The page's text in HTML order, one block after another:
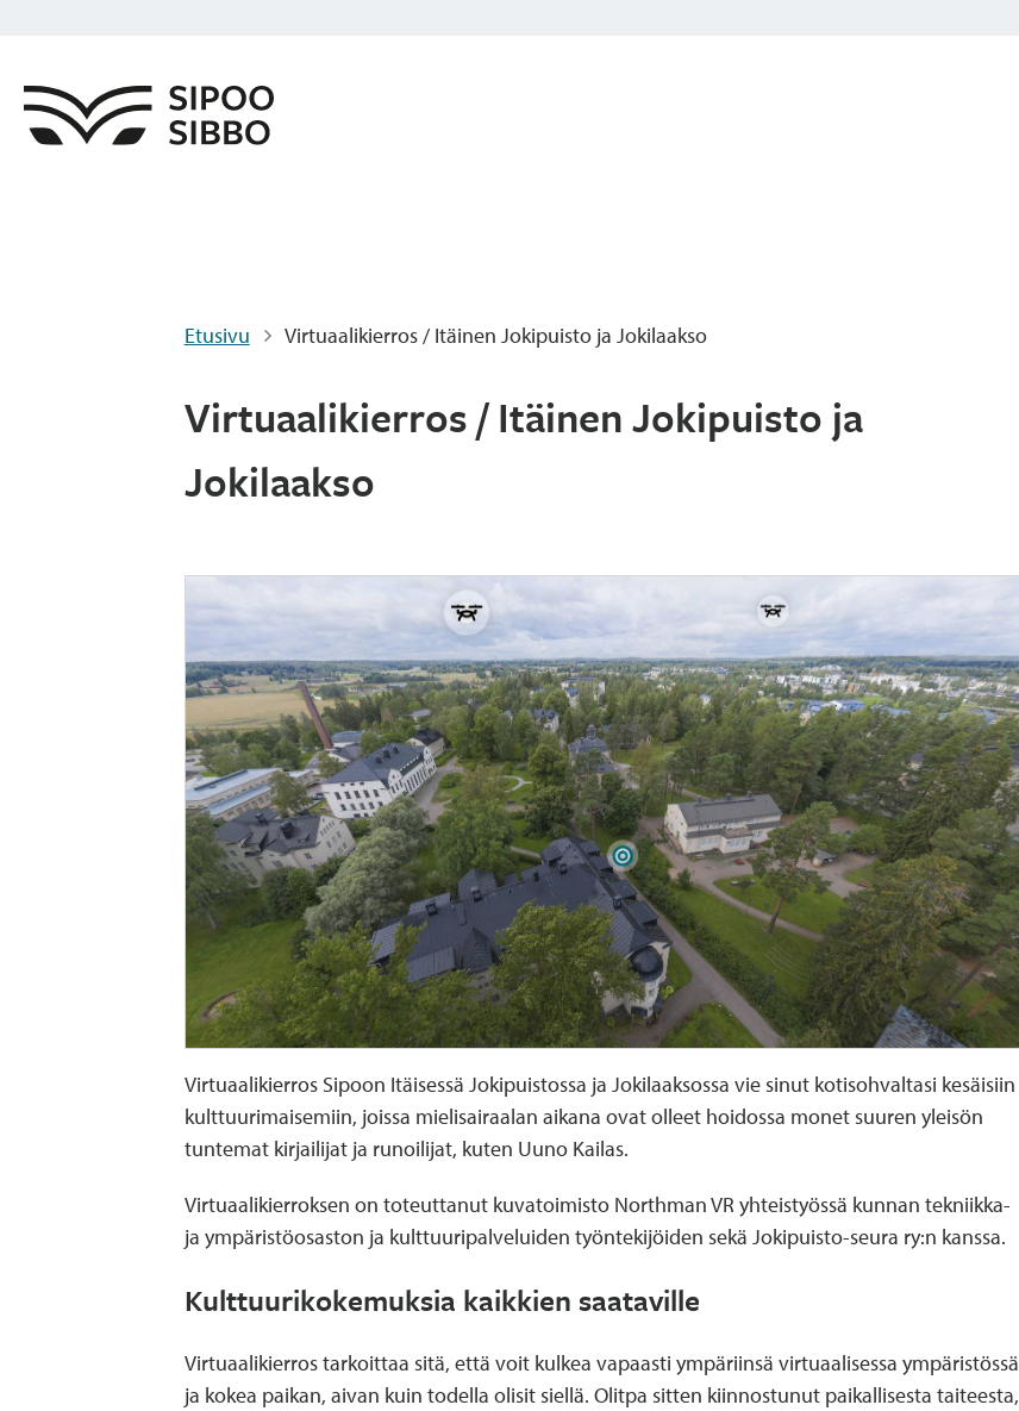
Etusivu Virtuaalikierros / Itäinen Jokipuisto ja Jokilaakso
Virtuaalikierros / Itäinen Jokipuisto ja
Jokilaakso
Virtuaalikierros Sipoon Itäisessä Jokipuistossa ja Jokilaaksossa vie sinut kotisohvaltasi kesäisiin
kulttuurimaisemiin, joissa mielisairaalan aikana ovat olleet hoidossa monet suuren yleisön
tuntemat kirjailijat ja runoilijat, kuten Uuno Kailas.
Virtuaalikierroksen on toteuttanut kuvatoimisto Northman VR yhteistyössä kunnan tekniikka-
ja ympäristöosaston ja kulttuuripalveluiden työntekijöiden sekä Jokipuisto-seura ry:n kanssa.
Kulttuurikokemuksia kaikkien saataville
Virtuaalikierros tarkoittaa sitä, että voit kulkea vapaasti ympäriinsä virtuaalisessa ympäristössä
ja kokea paikan, aivan kuin todella olisit siellä. Olitpa sitten kiinnostunut paikallisesta taiteesta,